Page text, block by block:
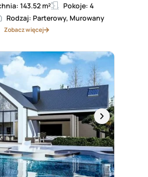
143.52 m²
Pokoje: 4
Rodzaj: Parterowy, Murowany
Zobacz więcej